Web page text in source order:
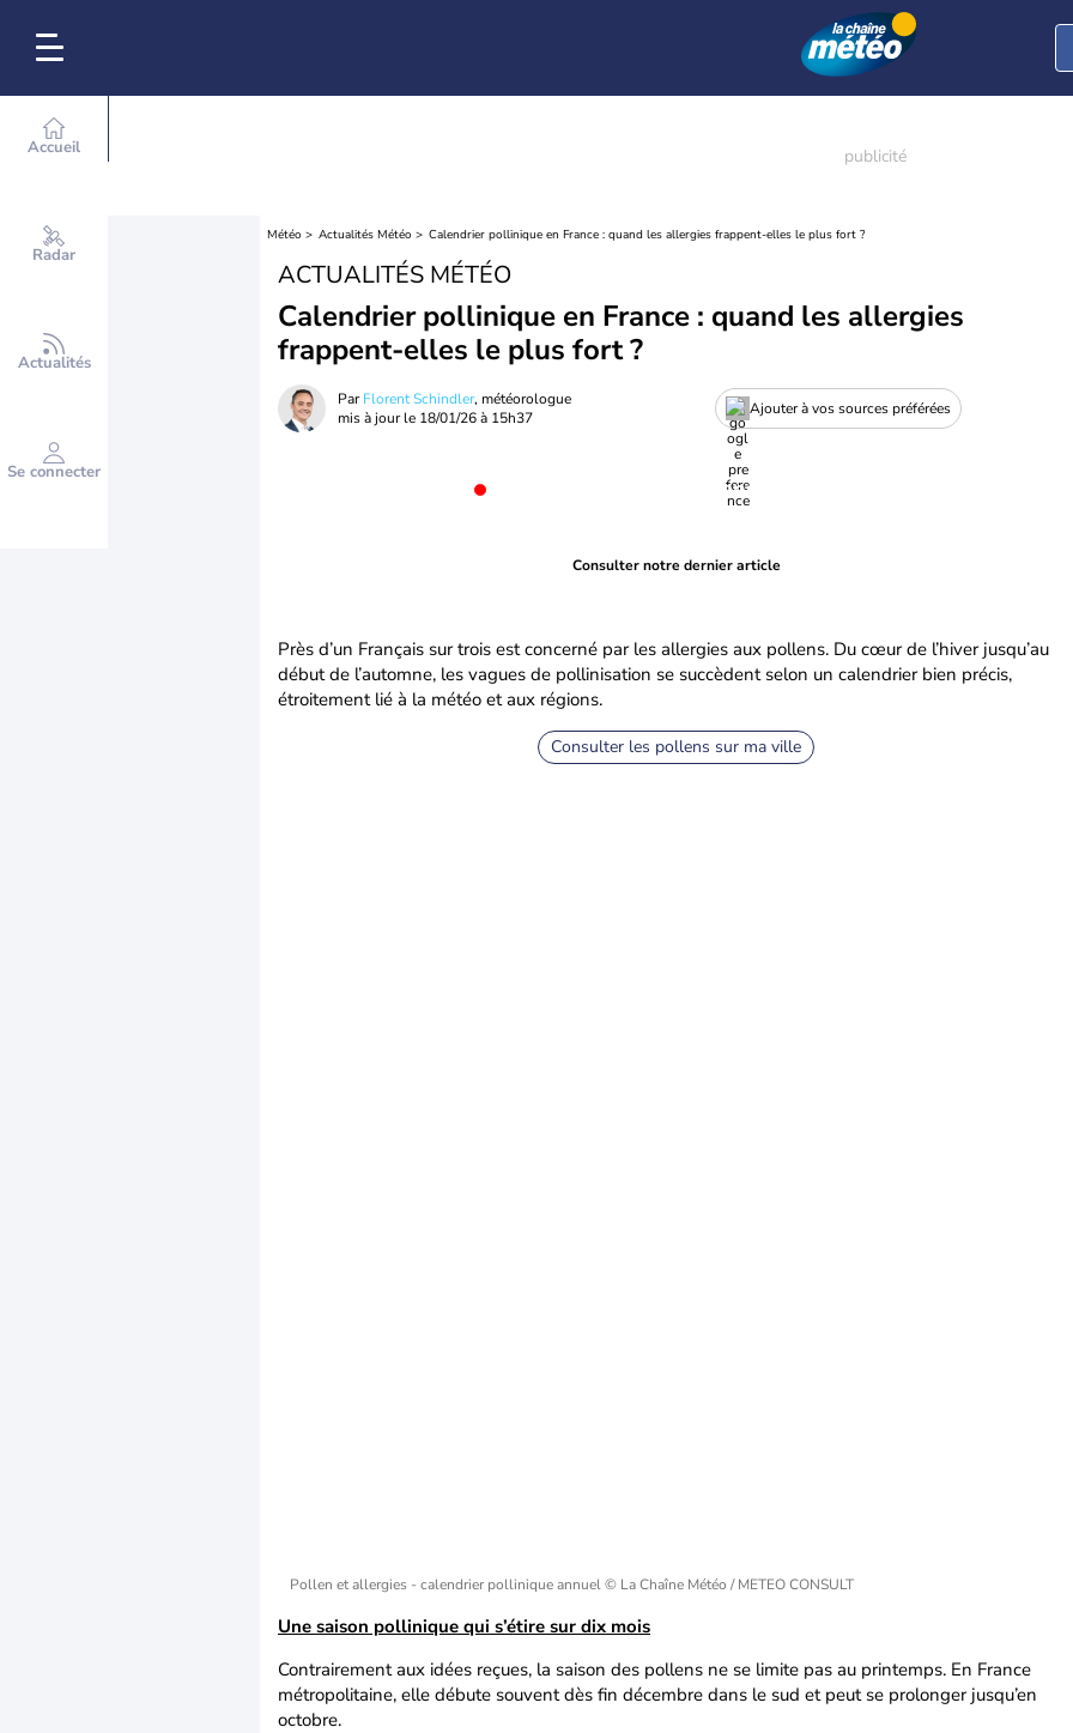
Accueil
Radar
Actualités
Se connecter
Météo Actualités Météo Calendrier pollinique en France : quand les allergies frappent-elles le plus fort ?
ACTUALITÉS MÉTÉO
Calendrier pollinique en France : quand les allergies
frappent-elles le plus fort ?
ParFlorent Schindler, météorologue
mis à jour le 18/01/26 à 15h37
Ajouter à vos sources préférées
Nouvelle actualité pollens et allergies
Consulter notre dernier article
Près d’un Français sur trois est concerné par les allergies aux pollens. Du cœur de l’hiver jusqu’au
début de l’automne, les vagues de pollinisation se succèdent selon un calendrier bien précis,
étroitement lié à la météo et aux régions.
Consulter les pollens sur ma ville
Pollen et allergies - calendrier pollinique annuel© La Chaîne Météo / METEO CONSULT
Une saison pollinique qui s’étire sur dix mois
Contrairement aux idées reçues, la saison des pollens ne se limite pas au printemps. En France
métropolitaine, elle débute souvent dès fin décembre dans le sud et peut se prolonger jusqu’en
octobre.